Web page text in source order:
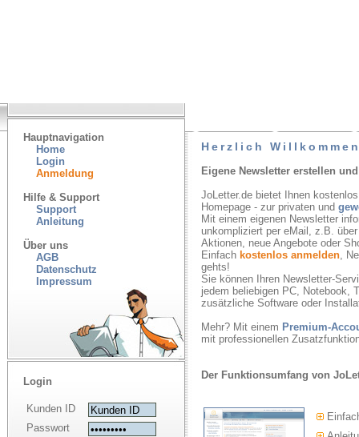
Hauptnavigation
Home
Login
Anmeldung
Hilfe & Support
Support
Anleitung
Über uns
AGB
Datenschutz
Impressum
Login
Kunden ID
Passwort
Herzlich
Eigene Newsletter erstellen
JoLetter.de bietet Ihnen
Homepage - zur privaten und
Mit einem eigenen Newsletter
unkompliziert per eMail, z.B.
Aktionen, neue Angebote oder
Einfach kostenlos anmelden,
gehts!
Sie können Ihren Newsletter-
jedem beliebigen PC, Notebook,
zusätzliche Software oder
Mehr? Mit einem Premium-
mit professionellen
Der Funktionsumfang von